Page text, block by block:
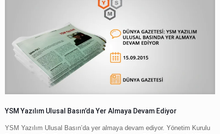
YSM Yazılım Ulusal Basın’da Yer Almaya Devam Ediyor
YSM Yazılım Ulusal Basın’da yer almaya devam ediyor. Yönetim Kurulu